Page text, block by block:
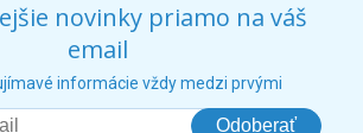
novinky priamo na váš
email
informácie vždy medzi prvými
Odoberať